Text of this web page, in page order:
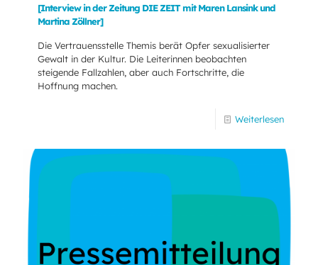
[Interview in der Zeitung DIE ZEIT mit Maren Lansink und
Martina Zöllner]
Die Vertrauensstelle Themis berät Opfer sexualisierter
Gewalt in der Kultur. Die Leiterinnen beobachten
steigende Fallzahlen, aber auch Fortschritte, die
Hoffnung machen.
Weiterlesen